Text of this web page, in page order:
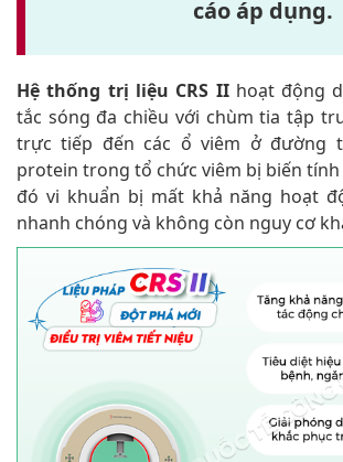
cáo áp dụng.
Hệ thống trị liệu CRS IIhoạt động
tắc sóng đa chiều với chùm tia tập
trực tiếp đến các ổ viêm ở đường
protein trong tổ chức viêm bị biến tính
đó vi khuẩn bị mất khả năng hoạt
nhanh chóng và không còn nguy cơ